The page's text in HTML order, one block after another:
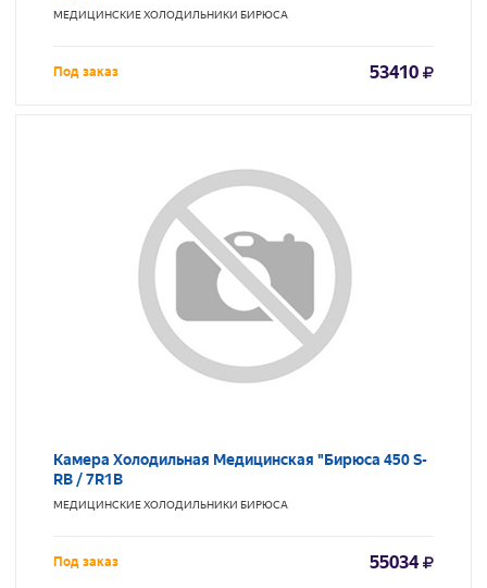
МЕДИЦИНСКИЕ ХОЛОДИЛЬНИКИ БИРЮСА
Под заказ 53410
Камера Холодильная Медицинская "Бирюса 450 S-
RB / 7R1B
МЕДИЦИНСКИЕ ХОЛОДИЛЬНИКИ БИРЮСА
Под заказ 55034